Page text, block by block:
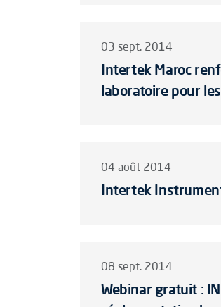
03 sept. 2014
Intertek Maroc
laboratoire pour
04 août 2014
Intertek
08 sept. 2014
Webinar gratuit :